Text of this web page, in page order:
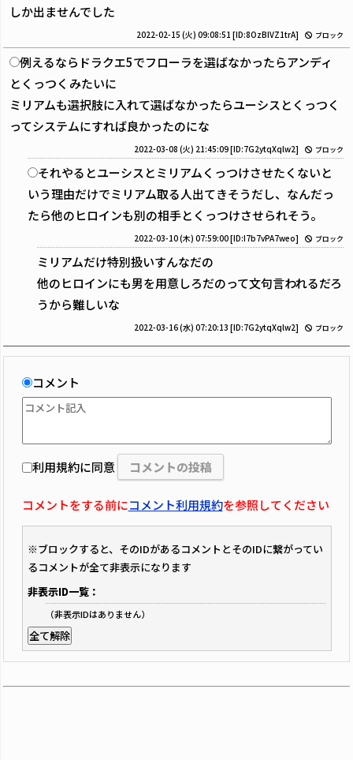
しか出ませんでした
2022-02-15 (火) 09:08:51 [ID:8OzBIVZ1trA] ブロック
例えるならドラクエ5でフローラを選ばなかったらアンディ
とくっつくみたいに
ミリアムも選択肢に入れて選ばなかったらユーシスとくっつく
ってシステムにすれば良かったのにな
2022-03-08 (火) 21:45:09[ID:7G2ytqXqlw2] ブロック
それやるとユーシスとミリアムくっつけさせたくないと
いう理由だけでミリアム取る人出てきそうだし、なんだっ
たら他のヒロインも別の相手とくっつけさせられそう。
2022-03-10 (木) 07:59:00[ID:I7b7vPA7weo] ブロック
ミリアムだけ特別扱いすんなだの
他のヒロインにも男を用意しろだのって文句言われるだろ
うから難しいな
2022-03-16 (水) 07:20:13 [ID:7G2ytqXqlw2] ブロック
コメント
利用規約に同意
コメントをする前にコメント利用規約を参照してください
※ブロックすると、そのIDがあるコメントとそのIDに繋がってい
るコメントが全て非表示になります
非表示ID一覧：
（非表示IDはありません）
全て解除